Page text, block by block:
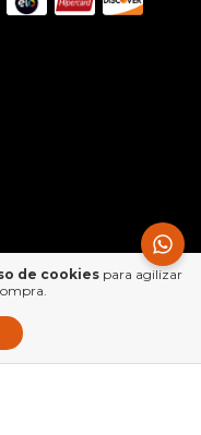
de cookiespara agilizar